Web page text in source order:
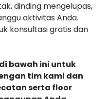
dinding mengelupas,
aktivitas Anda.
konsultasi gratis dan
bawah ini untuk
tim kami dan
serta floor